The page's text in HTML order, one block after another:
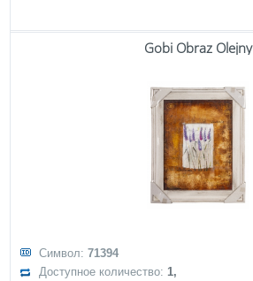
Gobi Obraz Olejny
Символ:71394
Доступное количество:1,